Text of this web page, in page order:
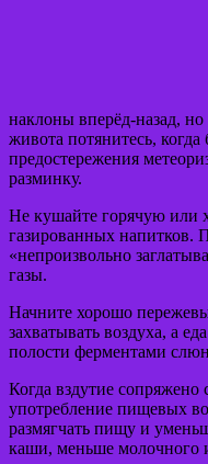
наклоны вперёд-назад,
живота потянитесь, когда
предостережения
разминку.
Не кушайте горячую или
газированных напитков.
«непроизвольно
газы.
Начните хорошо
захватывать воздуха, а
полости ферментами
Когда вздутие сопряжено
употребление пищевых
размягчать пищу и
каши, меньше молочного